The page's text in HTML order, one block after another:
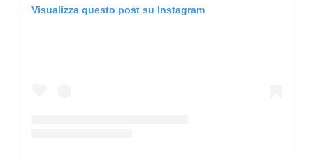
Visualizza questo post su Instagram